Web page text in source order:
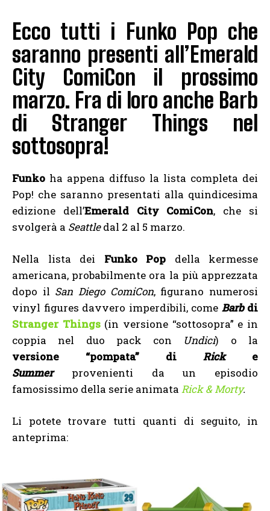
Ecco tutti i Funko Pop che
saranno presenti all’Emerald
City ComiCon il prossimo
marzo. Fra di loro anche Barb
di Stranger Things nel
sottosopra!
Funko ha appena diffuso la lista completa dei
Pop! che saranno presentati alla quindicesima
edizione dell’Emerald City ComiCon, che si
svolgerà a Seattledal 2 al 5 marzo.
Nella lista dei Funko Pop della kermesse
americana, probabilmente ora la più apprezzata
dopo il San Diego ComiCon, figurano numerosi
vinyl figures davvero imperdibili, come Barbdi
Stranger Things(in versione “sottosopra” e in
coppia nel duo pack con Undici) o la
versione “pompata” di Ricke
Summerprovenienti da un episodio
famosissimo della serie animata Rick & Morty.
Li potete trovare tutti quanti di seguito, in
anteprima: